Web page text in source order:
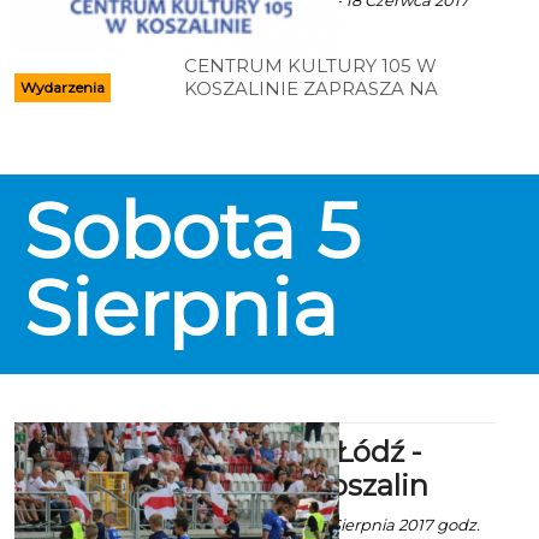
Wydarzenia
godz. 6:24
CENTRUM KULTURY 105 W
KOSZALINIE ZAPRASZA NA
Kultury: 94 347 57 30/32
Sobota 5
Sierpnia
II liga: ŁKS Łódź -
Gwardia Koszalin
Art za lkslodz.pl - 4 Sierpnia 2017 godz.